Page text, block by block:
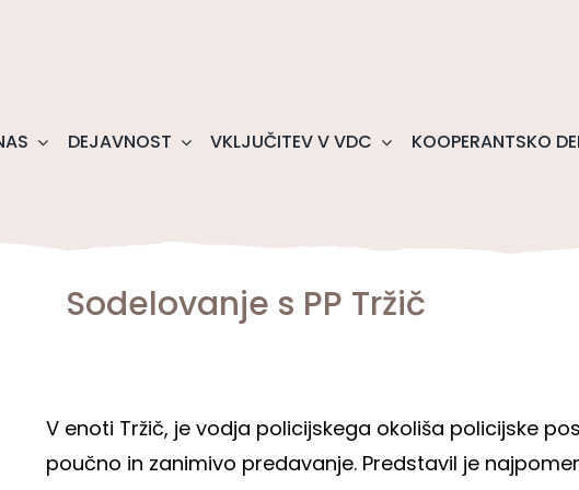
DEJAVNOST VKLJUČITEV V VDC KOOPERANTSKO
Sodelovanje s PP Tržič
V enoti Tržič, je vodja policijskega okoliša policijske
poučno in zanimivo predavanje. Predstavil je